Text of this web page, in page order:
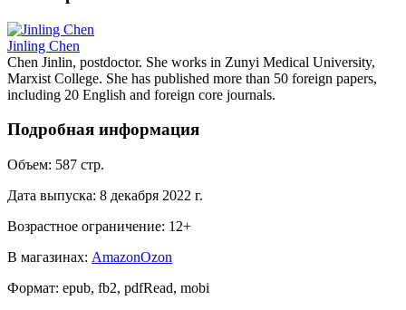
Jinling Chen
Chen Jinlin, postdoctor. She works in Zunyi Medical University,
Marxist College. She has published more than 50 foreign papers,
including 20 English and foreign core journals.
Подробная информация
Объем: 587 стр.
Дата выпуска: 8 декабря 2022 г.
Возрастное ограничение: 12+
В магазинах: AmazonOzon
Формат: epub, fb2, pdfRead, mobi